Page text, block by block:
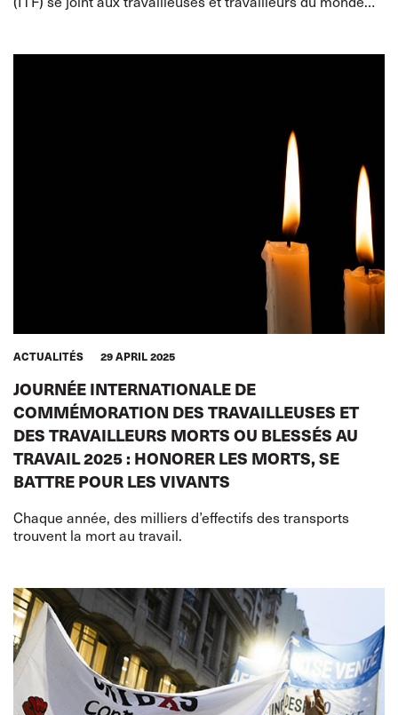
ACTUALITÉS 29 APRIL 2025
JOURNÉE INTERNATIONALE DE
COMMÉMORATION DES TRAVAILLEUSES ET
DES TRAVAILLEURS MORTS OU BLESSÉS AU
TRAVAIL 2025 : HONORER LES MORTS, SE
BATTRE POUR LES VIVANTS
Chaque année, des milliers d’effectifs des transports
trouvent la mort au travail.